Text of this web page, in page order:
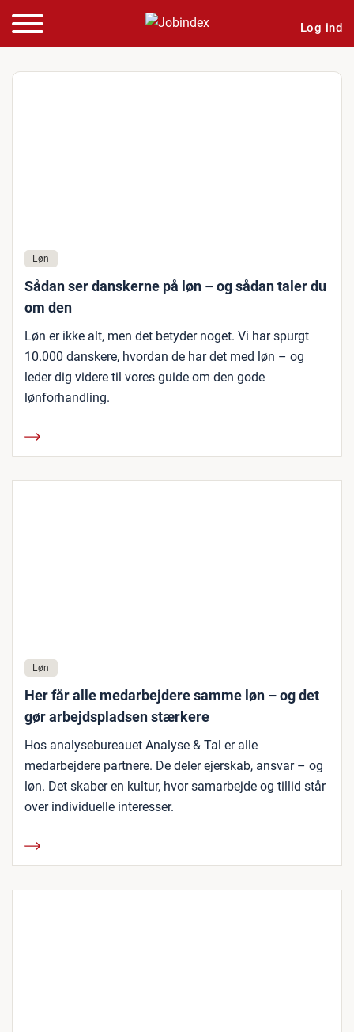
Log ind
Løn
Sådan ser danskerne på løn – og sådan taler du
om den
Løn er ikke alt, men det betyder noget. Vi har spurgt
10.000 danskere, hvordan de har det med løn – og
leder dig videre til vores guide om den gode
lønforhandling.
Løn
Her får alle medarbejdere samme løn – og det
gør arbejdspladsen stærkere
Hos analysebureauet Analyse & Tal er alle
medarbejdere partnere. De deler ejerskab, ansvar – og
løn. Det skaber en kultur, hvor samarbejde og tillid står
over individuelle interesser.